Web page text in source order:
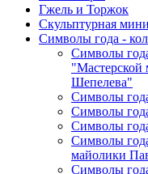
Гжель и Торжок
Скульптурная
Символы года -
Символы
"Мастерской
Шепелева"
Символы
Символы
Символы
Символы
майолики
Символы